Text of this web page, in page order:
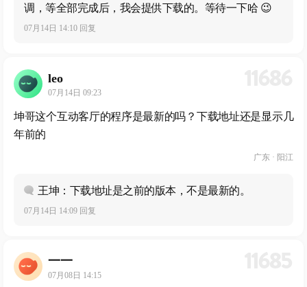
调，等全部完成后，我会提供下载的。等待一下哈 😉
07月14日 14:10 回复
leo
07月14日 09:23
坤哥这个互动客厅的程序是最新的吗？下载地址还是显示几
年前的
广东 · 阳江
王坤：下载地址是之前的版本，不是最新的。
07月14日 14:09 回复
一一
07月08日 14:15